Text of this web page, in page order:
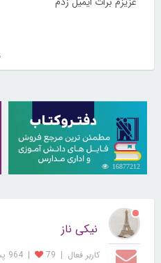
16877212
نیکی ناز
کاربر فعال |
79
| 964 پست